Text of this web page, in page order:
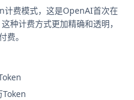
费模式，这是OpenAI首次在
种计费方式更加精确和透明，
费。
Token